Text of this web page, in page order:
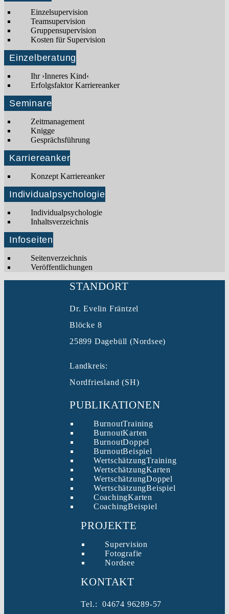
Einzelsupervision
Teamsupervision
Gruppensupervision
Kosten für Supervision
Einzelberatung
Ihr ›Inneres Kind‹
Erfolgsfaktor Karriereanker
Seminare
Zeitmanagement
Knigge
Gesprächsführung
Karriereanker
Konzept Karriereanker
Individualpsychologie
Individualpsychologie
Inhaltsverzeichnis
Infoseiten
Seitenverzeichnis
Veröffentlichungen
STANDORT
Dr. Evelin Fräntzel
Blöcke 8
25899 Dagebüll (Nordsee)
Landkreis:
Nordfriesland (SH)
PUBLIKATIONEN
BurnoutTraining
BurnoutKarten
BurnoutDoppel
BurnoutBeispiel
WertschätzungTraining
WertschätzungKarten
WertschätzungDoppel
WertschätzungBeispiel
CoachingKarten
CoachingBeispiel
PROJEKTE
Supervision
Fotografie
Nordsee
KONTAKT
Tel.: 04674 96289-57